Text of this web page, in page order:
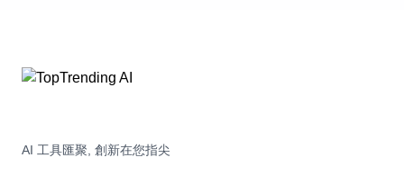
AI 工具匯聚, 創新在您指尖